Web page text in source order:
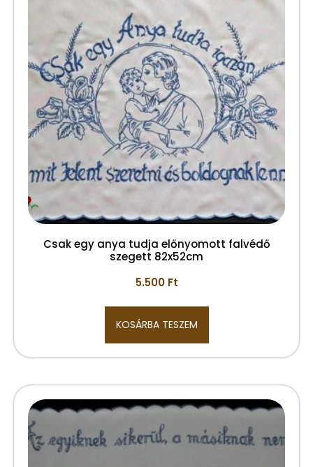
Csak egy anya tudja előnyomott falvédő
szegett 82x52cm
5.500 Ft
KOSÁRBA TESZEM